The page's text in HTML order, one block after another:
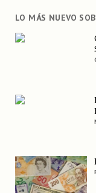
LO MÁS NUEVO